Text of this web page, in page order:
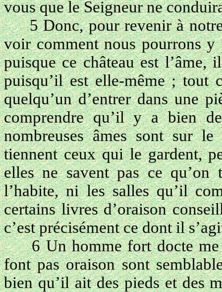
vous que le Seigneur ne
5 Donc, pour revenir à
voir comment nous pourrons y
puisque ce château est l’âme,
puisqu’il est elle-même ; tout
quelqu’un d’entrer dans une
comprendre qu’il y a bien
nombreuses âmes sont sur
tiennent ceux qui le gardent,
elles ne savent pas ce
l’habite, ni les salles qu’il
certains livres d’oraison
c’est précisément ce dont il
6 Un homme fort docte
font pas oraison sont
bien qu’il ait des pieds et des